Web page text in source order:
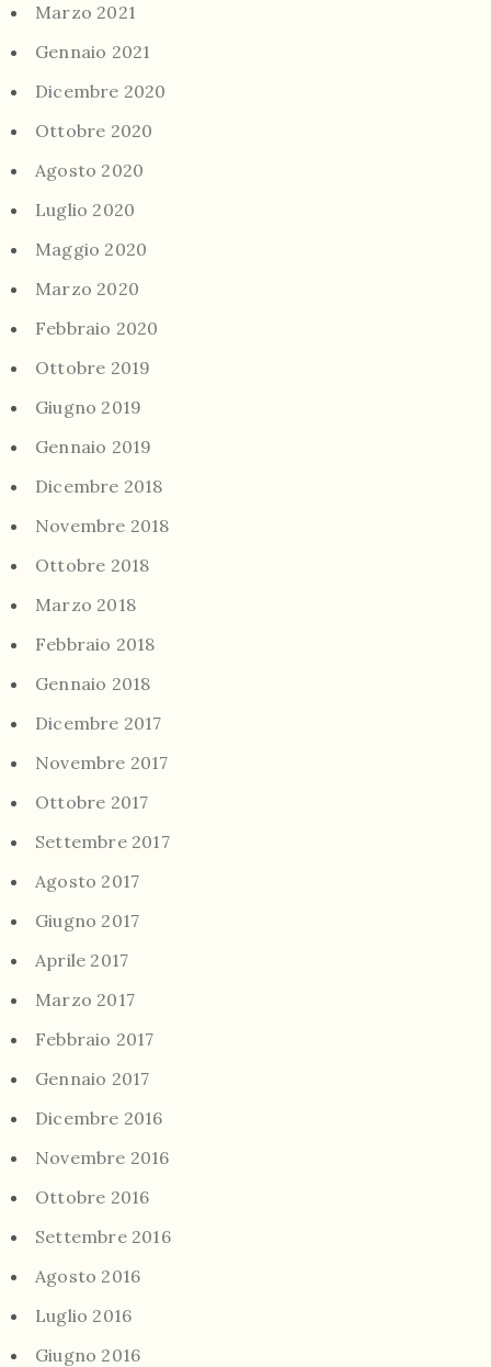
Marzo 2021
Gennaio 2021
Dicembre 2020
Ottobre 2020
Agosto 2020
Luglio 2020
Maggio 2020
Marzo 2020
Febbraio 2020
Ottobre 2019
Giugno 2019
Gennaio 2019
Dicembre 2018
Novembre 2018
Ottobre 2018
Marzo 2018
Febbraio 2018
Gennaio 2018
Dicembre 2017
Novembre 2017
Ottobre 2017
Settembre 2017
Agosto 2017
Giugno 2017
Aprile 2017
Marzo 2017
Febbraio 2017
Gennaio 2017
Dicembre 2016
Novembre 2016
Ottobre 2016
Settembre 2016
Agosto 2016
Luglio 2016
Giugno 2016